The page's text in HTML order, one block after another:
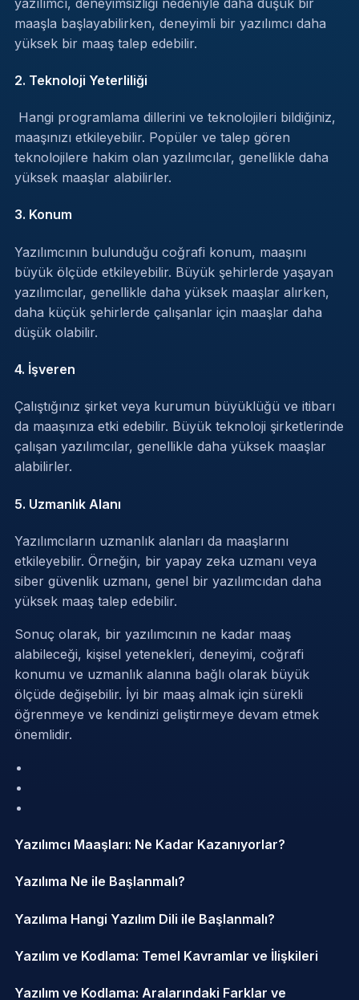
maaşla başlayabilirken, deneyimli bir yazılımcı daha
yüksek bir maaş talep edebilir.
2. Teknoloji Yeterliliği
Hangi programlama dillerini ve teknolojileri bildiğiniz,
maaşınızı etkileyebilir. Popüler ve talep gören
teknolojilere hakim olan yazılımcılar, genellikle daha
yüksek maaşlar alabilirler.
3. Konum
Yazılımcının bulunduğu coğrafi konum, maaşını
büyük ölçüde etkileyebilir. Büyük şehirlerde yaşayan
yazılımcılar, genellikle daha yüksek maaşlar alırken,
daha küçük şehirlerde çalışanlar için maaşlar daha
düşük olabilir.
4. İşveren
Çalıştığınız şirket veya kurumun büyüklüğü ve itibarı
da maaşınıza etki edebilir. Büyük teknoloji şirketlerinde
çalışan yazılımcılar, genellikle daha yüksek maaşlar
alabilirler.
5. Uzmanlık Alanı
Yazılımcıların uzmanlık alanları da maaşlarını
etkileyebilir. Örneğin, bir yapay zeka uzmanı veya
siber güvenlik uzmanı, genel bir yazılımcıdan daha
yüksek maaş talep edebilir.
Sonuç olarak, bir yazılımcının ne kadar maaş
alabileceği, kişisel yetenekleri, deneyimi, coğrafi
konumu ve uzmanlık alanına bağlı olarak büyük
ölçüde değişebilir. İyi bir maaş almak için sürekli
öğrenmeye ve kendinizi geliştirmeye devam etmek
önemlidir.
Yazılımcı Maaşları: Ne Kadar Kazanıyorlar?
Yazılıma Ne ile Başlanmalı?
Yazılıma Hangi Yazılım Dili ile Başlanmalı?
Yazılım ve Kodlama: Temel Kavramlar ve İlişkileri
Yazılım ve Kodlama: Aralarındaki Farklar ve